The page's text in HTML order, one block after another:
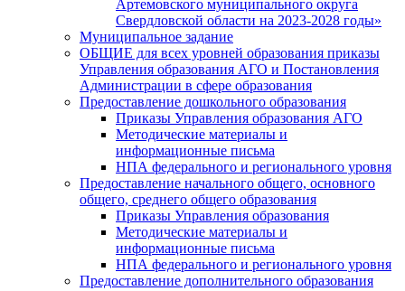
Артемовского муниципального округа
Свердловской области на 2023-2028 годы»
Муниципальное задание
ОБЩИЕ для всех уровней образования приказы
Управления образования АГО и Постановления
Администрации в сфере образования
Предоставление дошкольного образования
Приказы Управления образования АГО
Методические материалы и
информационные письма
НПА федерального и регионального уровня
Предоставление начального общего, основного
общего, среднего общего образования
Приказы Управления образования
Методические материалы и
информационные письма
НПА федерального и регионального уровня
Предоставление дополнительного образования